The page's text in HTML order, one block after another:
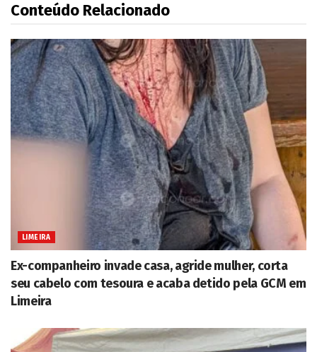
Conteúdo Relacionado
LIMEIRA
Ex-companheiro invade casa, agride mulher, corta
seu cabelo com tesoura e acaba detido pela GCM em
Limeira